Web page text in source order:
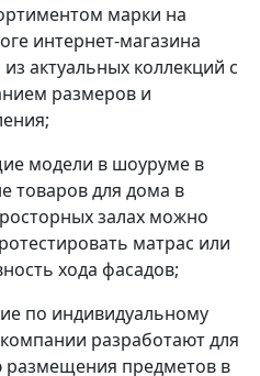
марки на
интернет-магазина
актуальных коллекций с
размеров и
модели в шоуруме в
товаров для дома в
залах можно
матрас или
хода фасадов;
по индивидуальному
разработают для
размещения предметов в